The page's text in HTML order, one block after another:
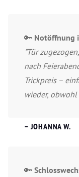
🔑 Notöffnung
"Tür
nach
Trickpreis –
wieder,
– JOHANNA W.
🔑